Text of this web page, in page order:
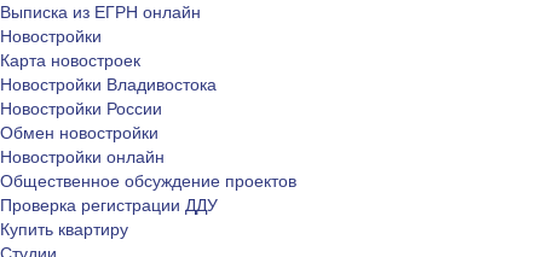
Выписка из ЕГРН онлайн
Новостройки
Карта новостроек
Новостройки Владивостока
Новостройки России
Обмен новостройки
Новостройки онлайн
Общественное обсуждение проектов
Проверка регистрации ДДУ
Купить квартиру
Студии